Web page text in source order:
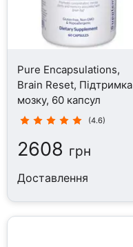
Pure Encapsulations,
Brain Reset, Підтримка
мозку, 60 капсул
(4.6)
2608 грн
Доставлення